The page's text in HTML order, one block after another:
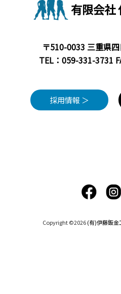
有限会社
〒510-0033 三重県
TEL： 059-331-3731
採用情報 ＞
Copyright ©2026(有)伊藤鈑金